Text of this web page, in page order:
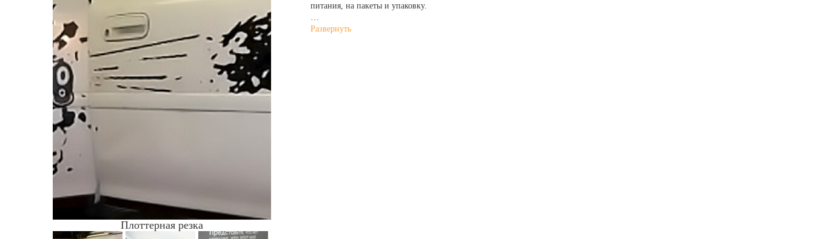
Плоттерная резка
питания, на пакеты и упаковку.
…
Развернуть